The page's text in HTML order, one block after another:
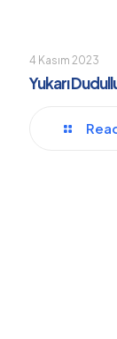
4 Kasım 2023
Yukarı